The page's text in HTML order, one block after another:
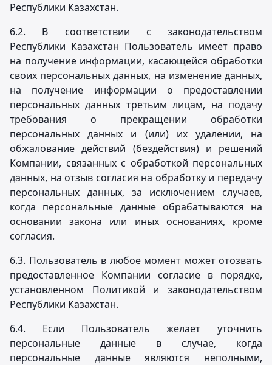
Республики Казахстан.
6.2. В соответствии с законодательством
Республики Казахстан Пользователь имеет право
на получение информации, касающейся обработки
своих персональных данных, на изменение данных,
на получение информации о предоставлении
персональных данных третьим лицам, на подачу
требования о прекращении обработки
персональных данных и (или) их удалении, на
обжалование действий (бездействия) и решений
Компании, связанных с обработкой персональных
данных, на отзыв согласия на обработку и передачу
персональных данных, за исключением случаев,
когда персональные данные обрабатываются на
основании закона или иных основаниях, кроме
согласия.
6.3. Пользователь в любое момент может отозвать
предоставленное Компании согласие в порядке,
установленном Политикой и законодательством
Республики Казахстан.
6.4. Если Пользователь желает уточнить
персональные данные в случае, когда
персональные данные являются неполными,